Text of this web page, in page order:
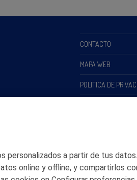
CONTACTO
MAPA WEB
POLITICA DE
personalizados a partir de tus
online y offline, y compartirlos